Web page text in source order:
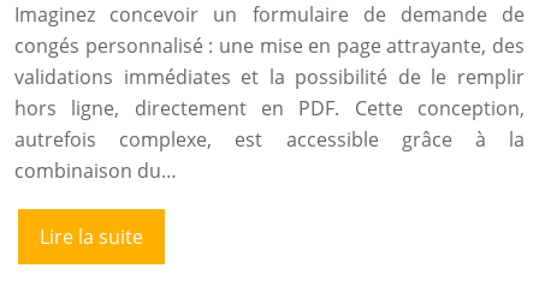
Imaginez concevoir un formulaire de demande de
congés personnalisé : une mise en page attrayante, des
validations immédiates et la possibilité de le remplir
hors ligne, directement en PDF. Cette conception,
autrefois complexe, est accessible grâce à la
combinaison du…
Lire la suite